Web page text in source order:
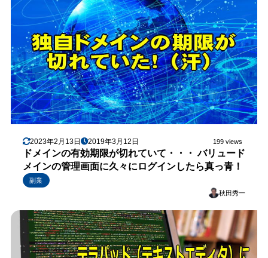
2023年2月13日 2019年3月12日 199 views
ドメインの有効期限が切れていて・・・ バリュード
メインの管理画面に久々にログインしたら真っ青！
副業
秋田秀一